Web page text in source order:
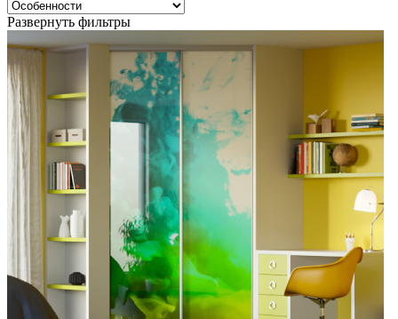
Развернуть фильтры